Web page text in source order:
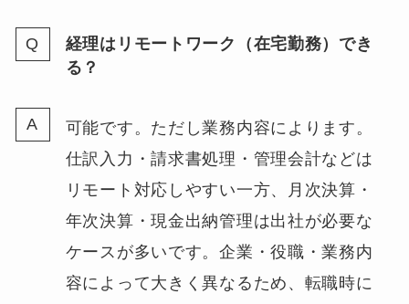
経理はリモートワーク（在宅勤務）でき
る？
可能です。ただし業務内容によります。
仕訳入力・請求書処理・管理会計などは
リモート対応しやすい一方、月次決算・
年次決算・現金出納管理は出社が必要な
ケースが多いです。企業・役職・業務内
容によって大きく異なるため、転職時に